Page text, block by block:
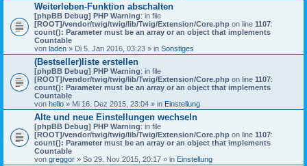
Weiterleben-Funktion abschalten
[phpBB Debug] PHP Warning: in file
[ROOT]/vendor/twig/twig/lib/Twig/Extension/Core.php on line 1107:
count(): Parameter must be an array or an object that implements
Countable
von laden » Di 5. Jan 2016, 03:23 » in Sonstiges
(Bestseller)liste erstellen
[phpBB Debug] PHP Warning: in file
[ROOT]/vendor/twig/twig/lib/Twig/Extension/Core.php on line 1107:
count(): Parameter must be an array or an object that implements
Countable
von hello » Mi 16. Dez 2015, 23:04 » in Einstellung
Alte und neue Einstellungen wechseln
[phpBB Debug] PHP Warning: in file
[ROOT]/vendor/twig/twig/lib/Twig/Extension/Core.php on line 1107:
count(): Parameter must be an array or an object that implements
Countable
von greggor » So 29. Nov 2015, 20:17 » in Einstellung